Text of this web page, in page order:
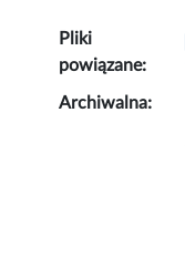
Pliki
powiązane:
Archiwalna: